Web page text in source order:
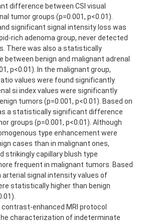
difference between CSI visual
tumor groups (p=0.001, p<0.01).
significant signal intensity loss was
rich adenoma group, never detected
There was also a statistically
benign and malignant adrenal
p<0.01). In the malignant group,
values were found significantly
si index values were significantly
tumors (p=0.001, p<0.01). Based on
a statistically significant difference
groups (p=0.001, p<0.01). Although
type enhancement were
cases than in malignant ones,
strikingly capillary blush type
frequent in malignant tumors. Based
arterial signal intensity values of
statistically higher than benign
contrast-enhanced MRI protocol
characterization of indeterminate